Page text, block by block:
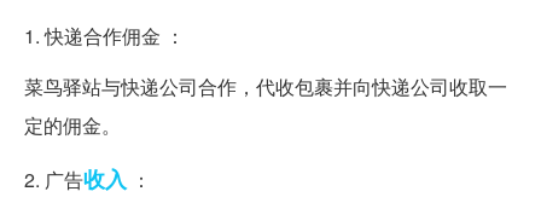
1. 快递合作佣金 ：
菜鸟驿站与快递公司合作，代收包裹并向快递公司收取一
定的佣金。
2. 广告收入 ：